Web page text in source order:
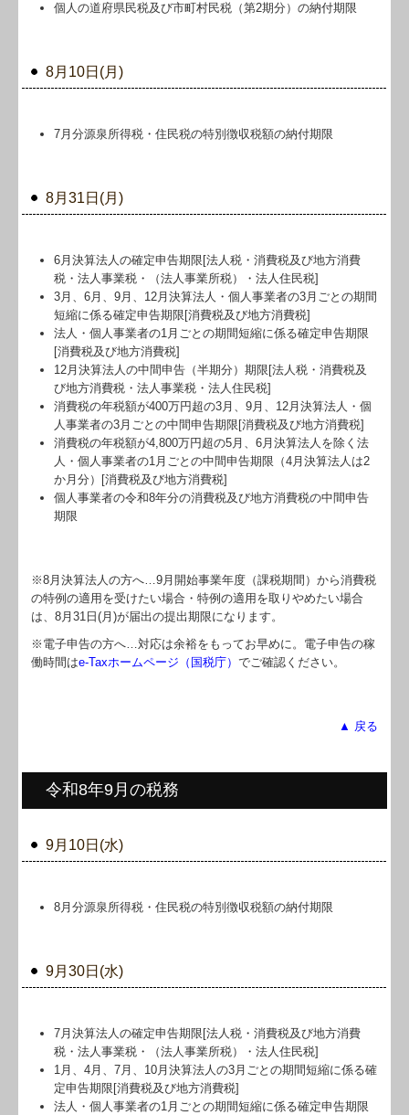
個人の道府県民税及び市町村民税（第2期分）の納付期限
8月10日(月)
7月分源泉所得税・住民税の特別徴収税額の納付期限
8月31日(月)
6月決算法人の確定申告期限[法人税・消費税及び地方消費
税・法人事業税・（法人事業所税）・法人住民税]
3月、6月、9月、12月決算法人・個人事業者の3月ごとの期間
短縮に係る確定申告期限[消費税及び地方消費税]
法人・個人事業者の1月ごとの期間短縮に係る確定申告期限
[消費税及び地方消費税]
12月決算法人の中間申告（半期分）期限[法人税・消費税及
び地方消費税・法人事業税・法人住民税]
消費税の年税額が400万円超の3月、9月、12月決算法人・個
人事業者の3月ごとの中間申告期限[消費税及び地方消費税]
消費税の年税額が4,800万円超の5月、6月決算法人を除く法
人・個人事業者の1月ごとの中間申告期限（4月決算法人は2
か月分）[消費税及び地方消費税]
個人事業者の令和8年分の消費税及び地方消費税の中間申告
期限
※8月決算法人の方へ…9月開始事業年度（課税期間）から消費税
の特例の適用を受けたい場合・特例の適用を取りやめたい場合
は、8月31日(月)が届出の提出期限になります。
※電子申告の方へ…対応は余裕をもってお早めに。電子申告の稼
働時間はe-Taxホームページ（国税庁）でご確認ください。
▲ 戻る
令和8年9月の税務
9月10日(水)
8月分源泉所得税・住民税の特別徴収税額の納付期限
9月30日(水)
7月決算法人の確定申告期限[法人税・消費税及び地方消費
税・法人事業税・（法人事業所税）・法人住民税]
1月、4月、7月、10月決算法人の3月ごとの期間短縮に係る確
定申告期限[消費税及び地方消費税]
法人・個人事業者の1月ごとの期間短縮に係る確定申告期限